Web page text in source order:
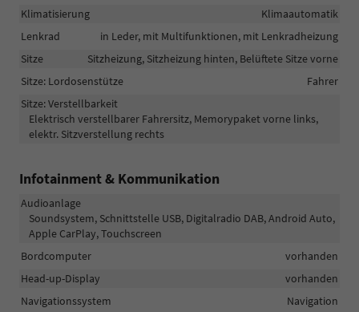
Klimatisierung
Klimaautomatik
Lenkrad
in Leder, mit Multifunktionen, mit Lenkradheizung
Sitze
Sitzheizung, Sitzheizung hinten, Belüftete Sitze vorne
Sitze: Lordosenstütze
Fahrer
Sitze: Verstellbarkeit
Elektrisch verstellbarer Fahrersitz, Memorypaket vorne links,
elektr. Sitzverstellung rechts
Infotainment & Kommunikation
Audioanlage
Soundsystem, Schnittstelle USB, Digitalradio DAB, Android Auto,
Apple CarPlay, Touchscreen
Bordcomputer
vorhanden
Head-up-Display
vorhanden
Navigationssystem
Navigation